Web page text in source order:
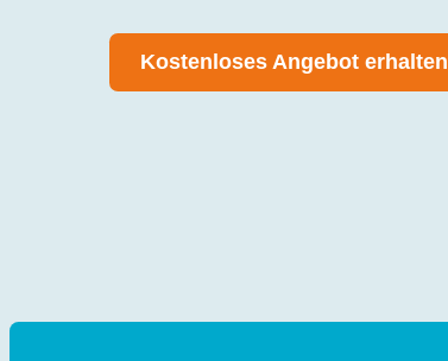
Kostenloses Angebot erhalten